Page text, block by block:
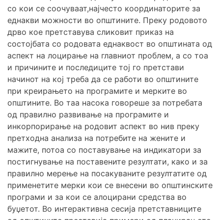
со кои се соочуваат,најчесто координаторите за
еднакви можности во општините. Преку родовото
дрво кое претставува сликовит приказ на
состојбата со родовата еднаквост во општината од
аспект на лоцирање на главниот проблем, а со тоа
и причините и последиците тој го претстави
начинот на кој треба да се работи во општините
при креирањето на програмите и мерките во
општините. Во таа насока говореше за потребата
од правилно развивање на програмите и
инкорпорирање на родовит аспект во нив преку
претходна анализа на потребите на жените и
мажите, потоа со поставување на индикатори за
постигнување на поставените резултати, како и за
правилно мерење на посакуваните резултатите од
применетите мерки кои се внесени во општинските
програми и за кои се алоцирани средства во
буџетот. Во интерактивна сесија претставниците